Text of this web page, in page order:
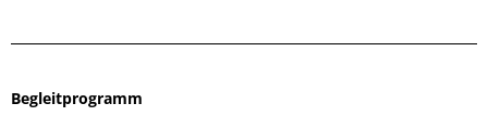
Begleitprogramm